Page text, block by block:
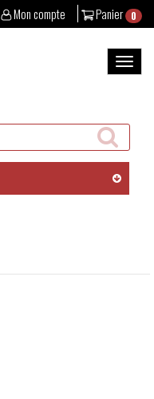
Panier 0
Mon compte
la
Rechercher
un
produit